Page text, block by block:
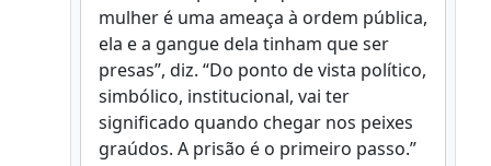
mulher é uma ameaça à ordem pública,
ela e a gangue dela tinham que ser
presas”, diz. “Do ponto de vista político,
simbólico, institucional, vai ter
significado quando chegar nos peixes
graúdos. A prisão é o primeiro passo.”